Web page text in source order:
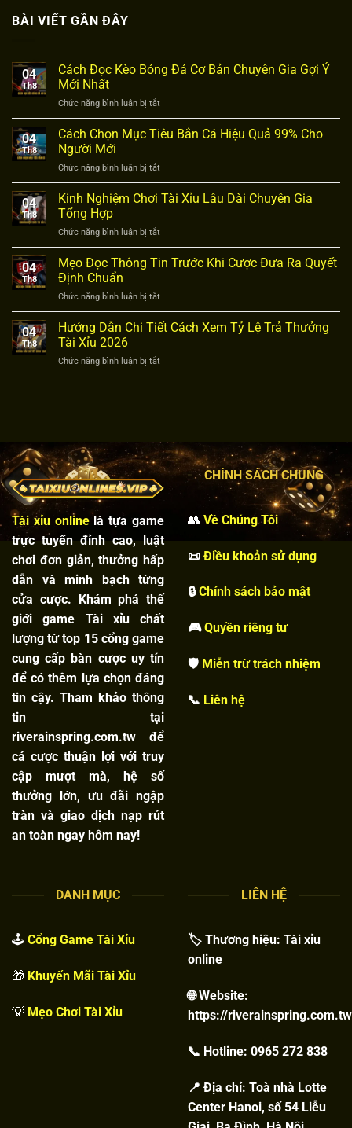
BÀI VIẾT GẦN ĐÂY
04
Th8
Cách Đọc Kèo Bóng Đá Cơ Bản Chuyên Gia Gợi Ý
Mới Nhất
Chức năng bình luận bị tắt
Cách
Đọc
Cơ
Bản
Ý
Mới
04
Th8
Cách Chọn Mục Tiêu Bắn Cá Hiệu Quả 99% Cho
Người Mới
Chức năng bình luận bị tắt
Cách
Chọn
Cá
Hiệu
Người
Mới
04
Th8
Kinh Nghiệm Chơi Tài Xỉu Lâu Dài Chuyên Gia
Tổng Hợp
Chức năng bình luận bị tắt
Kinh
Nghiệm
Lâu
Dài
04
Th8
Mẹo Đọc Thông Tin Trước Khi Cược Đưa Ra Quyết
Định Chuẩn
Chức năng bình luận bị tắt
Mẹo
Đọc
Định
Chuẩn
04
Th8
Hướng Dẫn Chi Tiết Cách Xem Tỷ Lệ Trả Thưởng
Tài Xỉu 2026
Chức năng bình luận bị tắt
Xem
Tỷ
Lệ
Thưởng
Xỉu
2026
Tài xỉu onlinelà tựa game
trực tuyến đỉnh cao, luật
chơi đơn giản, thưởng hấp
dẫn và minh bạch từng
cửa cược. Khám phá thế
giới game Tài xỉu chất
lượng từ top 15 cổng game
cung cấp bàn cược uy tín
để có thêm lựa chọn đáng
tin cậy. Tham khảo thông
tin tại
riverainspring.com.tw để
cá cược thuận lợi với truy
cập mượt mà, hệ số
thưởng lớn, ưu đãi ngập
tràn và giao dịch nạp rút
an toàn ngay hôm nay!
CHÍNH SÁCH CHUNG
👥 Về Chúng Tôi
📜 Điều khoản sử dụng
🔒Chính sách bảo mật
🎮Quyền riêng tư
🛡️ Miễn trừ trách nhiệm
📞 Liên hệ
DANH MỤC
🕹️ Cổng Game Tài Xỉu
🎁 Khuyến Mãi Tài Xỉu
💡 Mẹo Chơi Tài Xỉu
LIÊN HỆ
🏷️ Thương hiệu: Tài xỉu
online
🌐 Website:
https://
📞 Hotline: 0965 272 838
📍 Địa chỉ: Toà nhà Lotte
Center Hanoi, số 54 Liễu